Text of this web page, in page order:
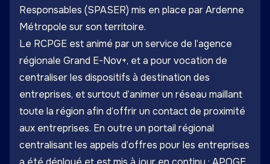
Responsables (SPASER) mis en place par Ardenne
Métropole sur son territoire.
Le RCPGE est animé par un service de l’agence
régionale Grand E-Nov+, et a pour vocation de
centraliser les dispositifs à destination des
entreprises, et surtout d’animer un réseau maillant
toute la région afin d’offrir un contact de proximité
aux entreprises. En outre un portail régional
centralisant les appels d’offres pour les entreprises